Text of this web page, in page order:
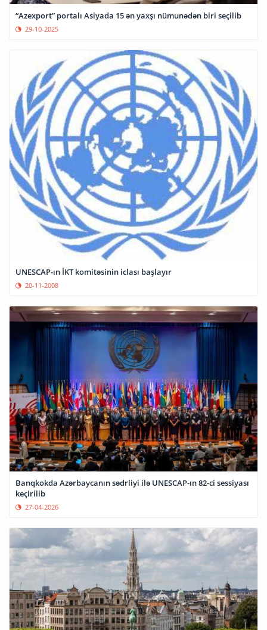
“Azexport” portalı Asiyada 15 ən yaxşı nümunədən biri seçilib
29-10-2025
UNESCAP-ın İKT komitəsinin iclası başlayır
20-11-2008
Banqkokda Azərbaycanın sədrliyi ilə UNESCAP-ın 82-ci sessiyası
keçirilib
27-04-2026